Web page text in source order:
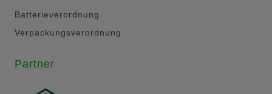
Batterieverordnung
Verpackungsverordnung
Partner